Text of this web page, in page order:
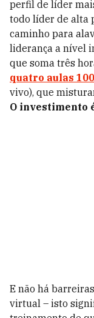
perfil de líder
todo líder de alta
caminho para
liderança a nível
que soma três
quatro aulas
vivo), que
O investimento
E não há
virtual – isto